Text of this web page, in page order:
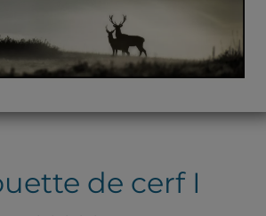
de cerf I